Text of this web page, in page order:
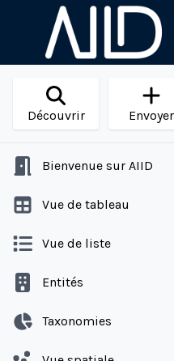
Découvrir Envoyer
Bienvenue sur AIID
Vue de tableau
Vue de liste
Entités
Taxonomies